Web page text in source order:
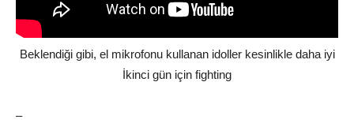
Beklendiği gibi, el mikrofonu kullanan idoller kesinlikle daha iyi
İkinci gün için fighting
–